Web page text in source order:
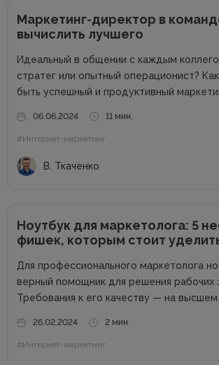
Маркетинг-директор в
вычислить лучшего
Идеальный в общении с каждым
стратег или опытный операционист?
быть успешный и продуктивный
Directors Day рассказал Виталий Ткаченко. Виталий
соучредитель Tkachenko & Myroniuk
имеет огромный опыт...
06.06.2024 11 мин.
#Интернет-маркетинг
В. Ткаченко
Ноутбук для маркетолога: 5
фишек, которым стоит
Для профессионального маркетолога
верный помощник для решения рабочих
Требования к его качеству — на высшем
успехам. Добротный комплект
обсуждается. Без продвинутого
26.02.2024 2 мин.
#Интернет-маркетинг